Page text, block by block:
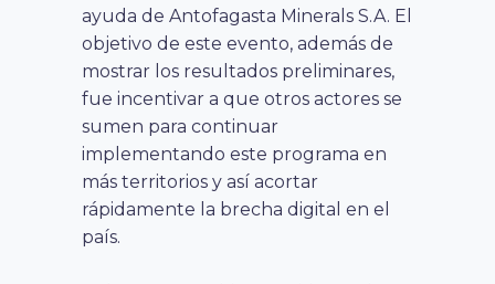
ayuda de Antofagasta Minerals S.A. El
objetivo de este evento, además de
mostrar los resultados preliminares,
fue incentivar a que otros actores se
sumen para continuar
implementando este programa en
más territorios y así acortar
rápidamente la brecha digital en el
país.